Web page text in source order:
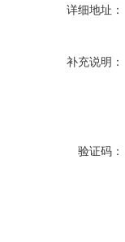
详细地址：
补充说明：
验证码：